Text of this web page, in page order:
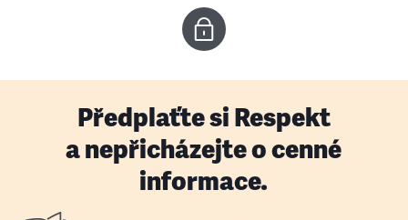
Předplaťte si Respekt
a nepřicházejte o cenné
informace.